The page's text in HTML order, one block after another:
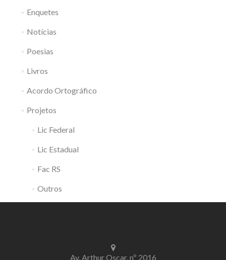
Enquetes
Notícias
Poesias
Livros
Acordo Ortográfico
Projetos
Lic Federal
Lic Estadual
Fac RS
Outros
Av. Arthur Oscar, nº 2016